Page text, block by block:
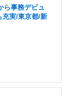
ら事務デビュ
充実/東京都/新